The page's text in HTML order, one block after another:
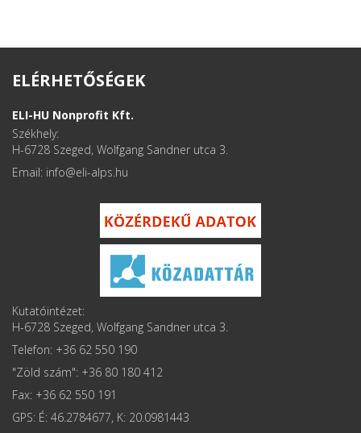
ELÉRHETŐSÉGEK
ELI-HU Nonprofit Kft.
Székhely:
H-6728 Szeged, Wolfgang Sandner utca 3.
Email: info
Kutatóintézet:
H-6728 Szeged, Wolfgang Sandner utca 3.
Telefon: +36 62 550 190
"Zöld szám": +36 80 180 412
Fax: +36 62 550 191
GPS: É: 46.2784677, K: 20.0981443